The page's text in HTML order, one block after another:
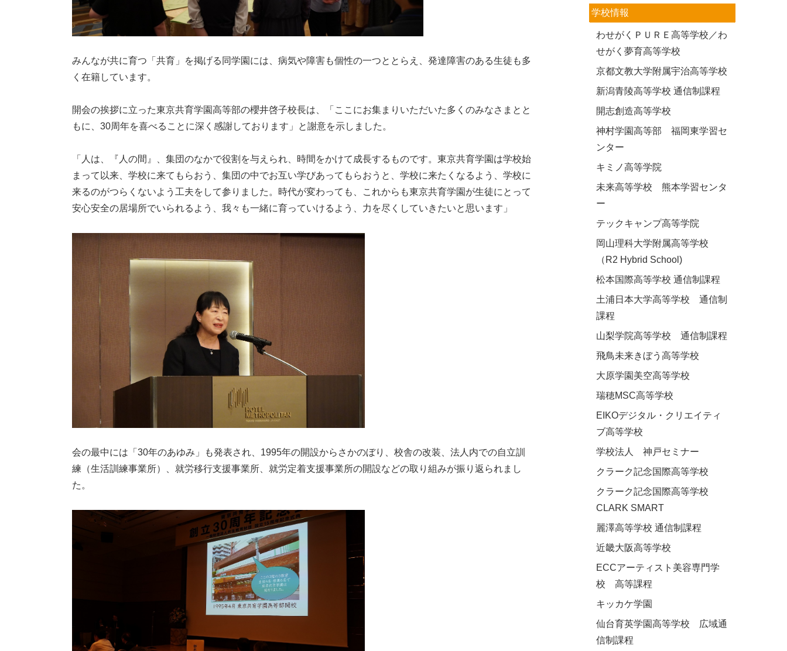
みんなが共に育つ「共育」を掲げる同学園には、病気や障害も個性の一つととらえ、発達障害のある生徒も多
く在籍しています。
開会の挨拶に立った東京共育学園高等部の櫻井啓子校長は、「ここにお集まりいただいた多くのみなさまとと
もに、30周年を喜べることに深く感謝しております」と謝意を示しました。
「人は、『人の間』、集団のなかで役割を与えられ、時間をかけて成長するものです。東京共育学園は学校始
まって以来、学校に来てもらおう、集団の中でお互い学びあってもらおうと、学校に来たくなるよう、学校に
来るのがつらくないよう工夫をして参りました。時代が変わっても、これからも東京共育学園が生徒にとって
安心安全の居場所でいられるよう、我々も一緒に育っていけるよう、力を尽くしていきたいと思います」
会の最中には「30年のあゆみ」も発表され、1995年の開設からさかのぼり、校舎の改装、法人内での自立訓
練（生活訓練事業所）、就労移行支援事業所、就労定着支援事業所の開設などの取り組みが振り返られまし
た。
学校情報
わせがくＰＵＲＥ高等学校／わ
せがく夢育高等学校
京都文教大学附属宇治高等学校
新潟青陵高等学校 通信制課程
開志創造高等学校
神村学園高等部 福岡東学習セ
ンター
キミノ高等学院
未来高等学校 熊本学習センタ
ー
テックキャンプ高等学院
岡山理科大学附属高等学校
（R2 Hybrid School)
松本国際高等学校 通信制課程
土浦日本大学高等学校 通信制
課程
山梨学院高等学校 通信制課程
飛鳥未来きぼう高等学校
大原学園美空高等学校
瑞穂MSC高等学校
EIKOデジタル・クリエイティ
ブ高等学校
学校法人 神戸セミナー
クラーク記念国際高等学校
クラーク記念国際高等学校
CLARK SMART
麗澤高等学校 通信制課程
近畿大阪高等学校
ECCアーティスト美容専門学
校 高等課程
キッカケ学園
仙台育英学園高等学校 広域通
信制課程